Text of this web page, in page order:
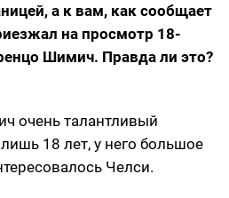
а к вам, как сообщает
на просмотр 18-
Шимич. Правда ли это?
очень талантливый
18 лет, у него большое
Челси.